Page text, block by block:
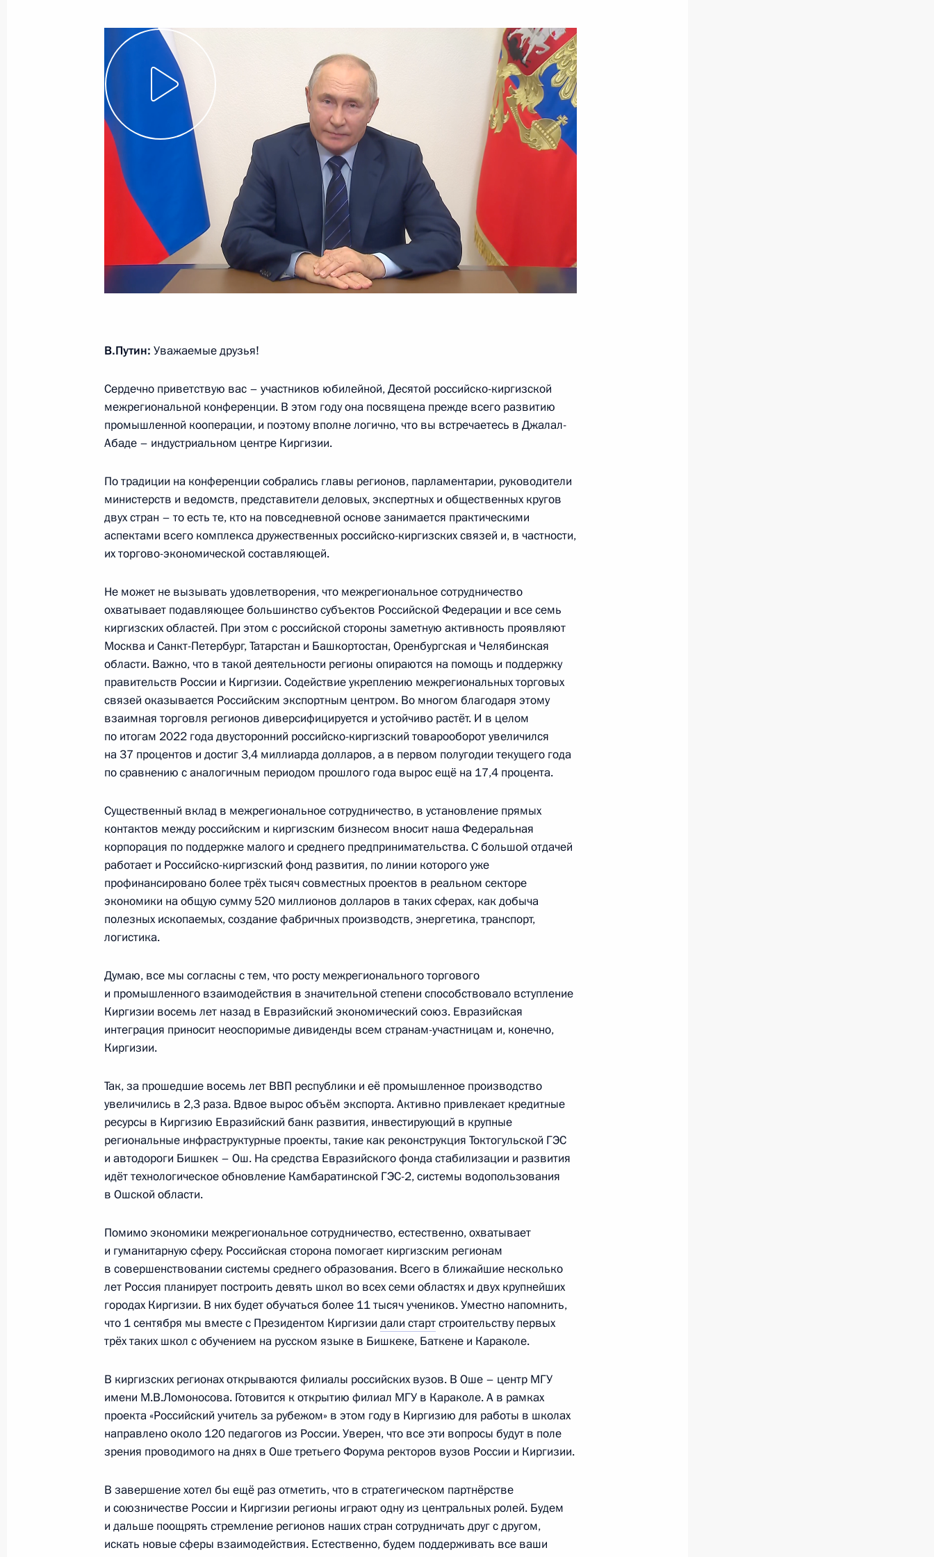
Встреча с Президентом Вьетнама Во Ван Тхыонгом
17 октября 2023 года, 10:30
5
16 октября 2023 года, понедельник
Совещание по оперативным вопросам
16 октября 2023 года, 15:50 Московская область, Ново-Огарёво
Интервью Медиакорпорации Китая
16 октября 2023 года, 07:00 Москва, Кремль
8
13 октября 2023 года, пятница
Ответы на вопросы журналистов
13 октября 2023 года, 17:00 Бишкек
Выступление Президента России на заседании Совета глав
государств – участников СНГ в расширенном составе
13 октября 2023 года, 13:10 Бишкек
Выступление Президента России на заседании Совета глав
государств – участников СНГ в узком составе
13 октября 2023 года, 12:00 Бишкек
1
Видеообращение по случаю 80-летия Российской академии
образования
13 октября 2023 года, 11:15
Встреча с Президентом Таджикистана Эмомали Рахмоном
13 октября 2023 года, 09:50
12 октября 2023 года, четверг
Встреча с Президентом Азербайджана Ильхамом Алиевым
12 октября 2023 года, 17:40
4
Торжественное мероприятие по случаю 20-летия российской
авиабазы в Киргизии
12 октября 2023 года, 13:50 Бишкек
Церемония подписания совместных документов и заявления
Владимира Путина и Садыра Жапарова для СМИ
12 октября 2023 года, 13:30 Бишкек
Вручение ордена Почёта Президенту Киргизии Садыру Жапарову
Российско-киргизские переговоры
Бишкек
9
11 октября 2023 года, среда
Пленарное заседание международного форума «Российская
В.Путин: Уважаемые друзья!
Сердечно приветствую вас – участников юбилейной, Десятой российско-киргизской
межрегиональной конференции. В этом году она посвящена прежде всего развитию
промышленной кооперации, и поэтому вполне логично, что вы встречаетесь в Джалал-
Абаде – индустриальном центре Киргизии.
По традиции на конференции собрались главы регионов, парламентарии, руководители
министерств и ведомств, представители деловых, экспертных и общественных кругов
двух стран – то есть те, кто на повседневной основе занимается практическими
аспектами всего комплекса дружественных российско-киргизских связей и, в частности,
их торгово-экономической составляющей.
Не может не вызывать удовлетворения, что межрегиональное сотрудничество
охватывает подавляющее большинство субъектов Российской Федерации и все семь
киргизских областей. При этом с российской стороны заметную активность проявляют
Москва и Санкт-Петербург, Татарстан и Башкортостан, Оренбургская и Челябинская
области. Важно, что в такой деятельности регионы опираются на помощь и поддержку
правительств России и Киргизии. Содействие укреплению межрегиональных торговых
связей оказывается Российским экспортным центром. Во многом благодаря этому
взаимная торговля регионов диверсифицируется и устойчиво растёт. И в целом
по итогам 2022 года двусторонний российско-киргизский товарооборот увеличился
на 37 процентов и достиг 3,4 миллиарда долларов, а в первом полугодии текущего года
по сравнению с аналогичным периодом прошлого года вырос ещё на 17,4 процента.
Существенный вклад в межрегиональное сотрудничество, в установление прямых
контактов между российским и киргизским бизнесом вносит наша Федеральная
корпорация по поддержке малого и среднего предпринимательства. С большой отдачей
работает и Российско-киргизский фонд развития, по линии которого уже
профинансировано более трёх тысяч совместных проектов в реальном секторе
экономики на общую сумму 520 миллионов долларов в таких сферах, как добыча
полезных ископаемых, создание фабричных производств, энергетика, транспорт,
логистика.
Думаю, все мы согласны с тем, что росту межрегионального торгового
и промышленного взаимодействия в значительной степени способствовало вступление
Киргизии восемь лет назад в Евразийский экономический союз. Евразийская
интеграция приносит неоспоримые дивиденды всем странам-участницам и, конечно,
Киргизии.
Так, за прошедшие восемь лет ВВП республики и её промышленное производство
увеличились в 2,3 раза. Вдвое вырос объём экспорта. Активно привлекает кредитные
ресурсы в Киргизию Евразийский банк развития, инвестирующий в крупные
региональные инфраструктурные проекты, такие как реконструкция Токтогульской ГЭС
и автодороги Бишкек – Ош. На средства Евразийского фонда стабилизации и развития
идёт технологическое обновление Камбаратинской ГЭС-2, системы водопользования
в Ошской области.
Помимо экономики межрегиональное сотрудничество, естественно, охватывает
и гуманитарную сферу. Российская сторона помогает киргизским регионам
в совершенствовании системы среднего образования. Всего в ближайшие несколько
лет Россия планирует построить девять школ во всех семи областях и двух крупнейших
городах Киргизии. В них будет обучаться более 11 тысяч учеников. Уместно напомнить,
что 1 сентября мы вместе с Президентом Киргизии дали стартстроительству первых
трёх таких школ с обучением на русском языке в Бишкеке, Баткене и Караколе.
В киргизских регионах открываются филиалы российских вузов. В Оше – центр МГУ
имени М.В.Ломоносова. Готовится к открытию филиал МГУ в Караколе. А в рамках
проекта «Российский учитель за рубежом» в этом году в Киргизию для работы в школах
направлено около 120 педагогов из России. Уверен, что все эти вопросы будут в поле
зрения проводимого на днях в Оше третьего Форума ректоров вузов России и Киргизии.
В завершение хотел бы ещё раз отметить, что в стратегическом партнёрстве
и союзничестве России и Киргизии регионы играют одну из центральных ролей. Будем
и дальше поощрять стремление регионов наших стран сотрудничать друг с другом,
искать новые сферы взаимодействия. Естественно, будем поддерживать все ваши